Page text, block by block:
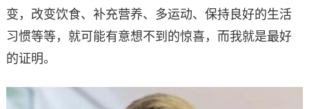
变，改变饮食、补充营养、多运动、保持良好的生活
习惯等等，就可能有意想不到的惊喜，而我就是最好
的证明。